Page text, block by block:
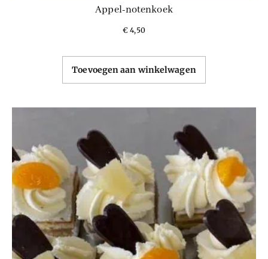
Appel-notenkoek
€ 4,50
Toevoegen aan winkelwagen